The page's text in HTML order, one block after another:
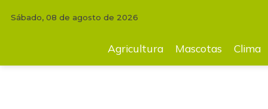
Productores acuícolas de Atlántico
Sábado, 08 de agosto de 2026
Agricultura Mascotas Clima